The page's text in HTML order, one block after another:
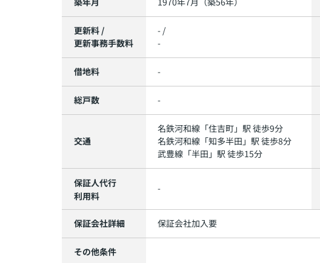
更新料 /
更新事務手数料
- /
-
借地料 -
総戸数 -
交通
名鉄河和線 「住吉町」駅 徒歩9分
名鉄河和線 「知多半田 」駅 徒歩8分
武豊線 「半田 」駅 徒歩15分
保証人代行
利用料
-
保証会社詳細 保証会社加入要
その他条件